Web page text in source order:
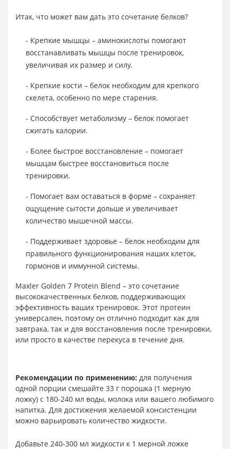
Итак, что может вам дать это сочетание белков?
- Крепкие мышцы – аминокислоты помогают
восстанавливать мышцы после тренировок,
увеличивая их размер и силу.
- Крепкие кости – белок необходим для крепкого
скелета, особенно по мере старения.
- Способствует метаболизму – белок помогает
сжигать калории.
- Более быстрое восстановление – помогает
мышцам быстрее восстановиться после
тренировки.
- Помогает вам оставаться в форме – сохраняет
ощущение сытости дольше и увеличивает
количество мышечной массы.
- Поддерживает здоровье – белок необходим для
правильного функционирования наших клеток,
гормонов и иммунной системы.
Maxler Golden 7 Protein Blend – это сочетание
высококачественных белков, поддерживающих
эффективность ваших тренировок. Этот протеин
универсален, поэтому он отлично подходит как для
завтрака, так и для восстановления после тренировки,
или просто в качестве перекуса в течение дня.
Рекомендации по применению: для получения
одной порции смешайте 33 г порошка (1 мерную
ложку) с 180-240 мл воды, молока или вашего любимого
напитка. Для достижения желаемой консистенции
можно варьировать количество жидкости.
Добавьте 240-300 мл жидкости к 1 мерной ложке